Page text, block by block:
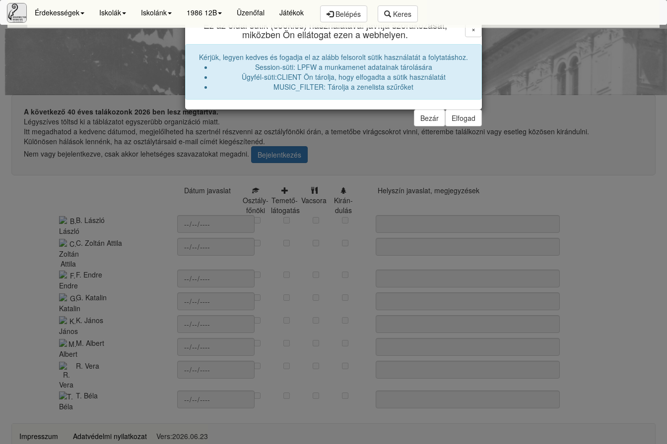
Érdekességek Iskolák Iskolánk 1986 12B Üzenőfal Játékok Belépés Keres
A következő érettségi találkozónk
A következő 40 éves talákozonk 2026 ben lesz megtartva.
Légyszíves töltsd ki a táblázatot egyszerübb organizáció miatt.
Itt megadhatod a kedvenc dátumod, megjelőlheted ha szertnél részvenni az osztályfönöki órán, a temetőbe virágcsokrot vinni, étterembe találkozni vagy esetleg közösen kirándulni.
Különösen hálások lennénk, ha az osztálytársaid e-mail címét kiegészítenéd.
Nem vagy bejelentkezve, csak akkor lehetséges szavazatokat megadni.
Bejelentkezés
Dátum javaslat
Osztály-
főnöki
Temető-
látogatás
Vacsora
Kirán-
dulás
Helyszín javaslat, megjegyzések
B. László
C. Zoltán Attila
F. Endre
G. Katalin
K. János
M. Albert
R. Vera
T. Béla
Impresszum Adatvédelmi nyilatkozat Vers:2026.06.23
×
Ez az oldal sütik (cookies) használatával javítja szórakozását,
miközben Ön ellátogat ezen a webhelyen.
Kérjük, legyen kedves és fogadja el az alább felsorolt sütik használatát a folytatáshoz.
Session-süti: LPFW a munkamenet adatainak tárolására
Ügyfél-süti:CLIENT Ön tárolja, hogy elfogadta a sütik használatát
MUSIC_FILTER: Tárolja a zenelista szűrőket
Elfogad
Bezár